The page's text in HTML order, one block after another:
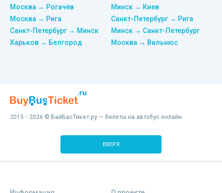
Москва → Рогачёв
Москва → Рига
Санкт-Петербург → Минск
Харьков → Белгород
Минск → Киев
Санкт-Петербург → Рига
Минск → Санкт-Петербург
Москва → Вильнюс
2015 - 2026 © БайБасТикет.ру — билеты на автобус онлайн.
ВВЕРХ